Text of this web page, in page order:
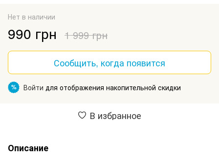
Нет в наличии
990 грн 1 999 грн
Сообщить, когда появится
% Войти для отображения накопительной скидки
В избранное
Описание